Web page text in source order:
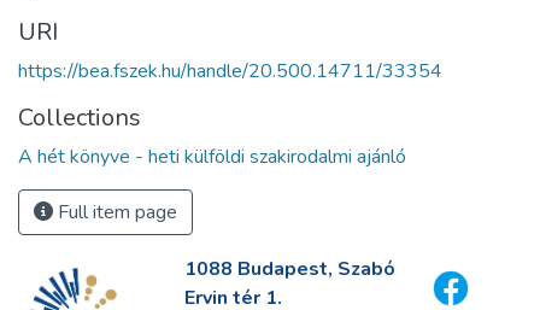
URI
https://bea.fszek.hu/handle/20.500.14711/33354
Collections
A hét könyve - heti külföldi szakirodalmi ajánló
Full item page
1088 Budapest, Szabó
Ervin tér 1.